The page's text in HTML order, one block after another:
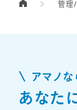
TOPページ管理
アマノな
あなた